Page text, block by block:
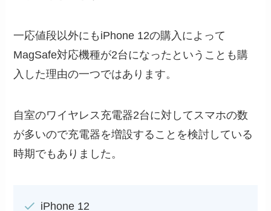
一応値段以外にもiPhone 12の購入によって
MagSafe対応機種が2台になったということも購
入した理由の一つではあります。
自室のワイヤレス充電器2台に対してスマホの数
が多いので充電器を増設することを検討している
時期でもありました。
iPhone 12